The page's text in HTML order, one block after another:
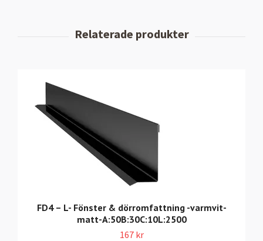
FD4 – L- Fönster & dörromfattning -varmvit-
matt-A:50B:30C:10L:2500
167 kr